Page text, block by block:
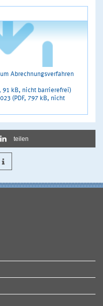
Abrechnungsverfahren
91 kB, nicht barrierefrei)
(PDF, 797 kB, nicht
teilen